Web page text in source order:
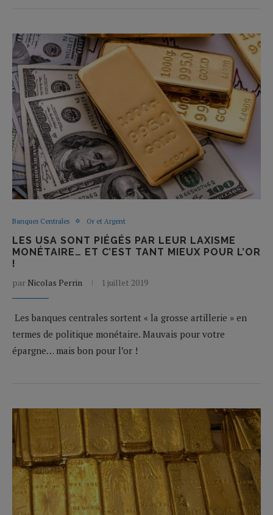
Banques Centrales Or et Argent
LES USA SONT PIÉGÉS PAR LEUR LAXISME
MONÉTAIRE… ET C’EST TANT MIEUX POUR L’OR
!
par Nicolas Perrin 1 juillet 2019
Les banques centrales sortent « la grosse artillerie » en
termes de politique monétaire. Mauvais pour votre
épargne… mais bon pour l’or !